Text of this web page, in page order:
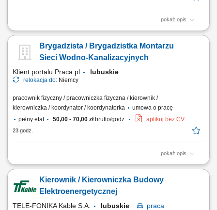
pokaż opis
Zadania: Nadzór techniczny nad pracami ziemnymi, żelbetowymi i
wykonania fundamentów pod słupy SN, aparaturę, kontenery BESS i
obiekty kubaturowe; Organizacja pracy zespołów własnych oraz
Brygadzista / Brygadzistka Montarzu
Sieci Wodno-Kanalizacyjnych
Klient portalu Praca.pl lubuskie
relokacja do: Niemcy
pracownik fizyczny / pracowniczka fizyczna / kierownik /
kierowniczka / koordynator / koordynatorka
umowa o pracę
pełny etat
50,00 - 70,00 złbrutto/godz. aplikuj bez CV
23 godz.
pokaż opis
Budowa i montaż zewnętrznych sieci wodno-kanalizacyjnych;
Realizacja robót na podstawie dokumentacji technicznej; Obsługa
niwelatora tradycyjnego oraz laserowego; Nadzór nad terminowością i
Kierownik / Kierowniczka Budowy
Elektroenergetycznej
TELE-FONIKA Kable S.A. lubuskie
praca